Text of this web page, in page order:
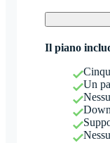
Il piano
Un